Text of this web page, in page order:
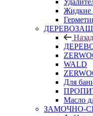
Жидкие
Назад
WALD
Для
Масло
ЗАМОЧНО-